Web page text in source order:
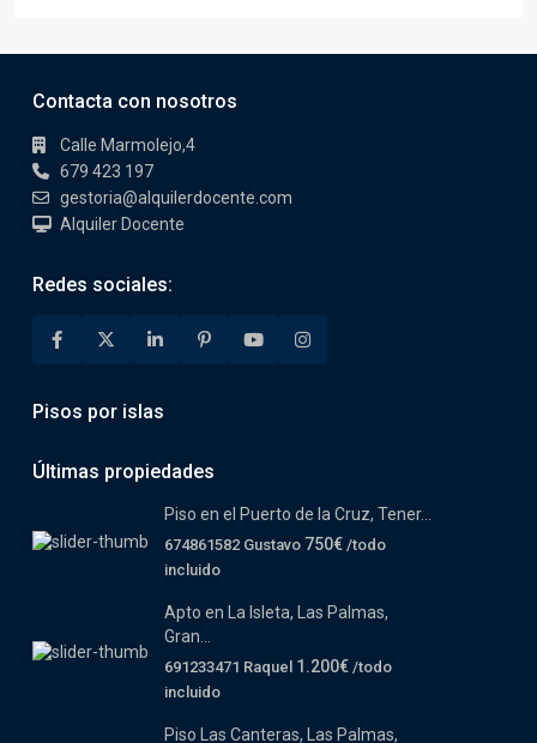
Contacta con nosotros
Calle Marmolejo,4
679 423 197
gestoria@alquilerdocente.com
Alquiler Docente
Redes sociales:
Pisos por islas
Últimas propiedades
Piso en el Puerto de la Cruz, Tener...
674861582 Gustavo 750€ /todo
incluido
Apto en La Isleta, Las Palmas,
Gran...
691233471 Raquel 1.200€ /todo
incluido
Piso Las Canteras, Las Palmas,